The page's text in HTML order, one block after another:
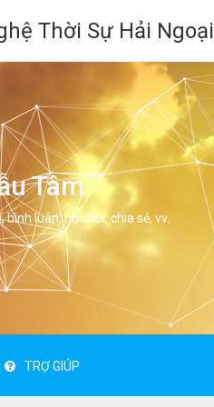
Thời Sự Hải Ngoại
Tâm
luân, học hỏi, chia sẻ, vv.
TRỢ GIÚP